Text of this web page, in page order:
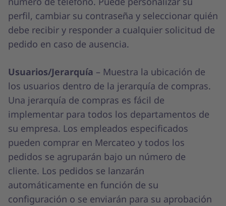
perfil, cambiar su contraseña y seleccionar quién
debe recibir y responder a cualquier solicitud de
pedido en caso de ausencia.
Usuarios/Jerarquía – Muestra la ubicación de
los usuarios dentro de la jerarquía de compras.
Una jerarquía de compras es fácil de
implementar para todos los departamentos de
su empresa. Los empleados especificados
pueden comprar en Mercateo y todos los
pedidos se agruparán bajo un número de
cliente. Los pedidos se lanzarán
automáticamente en función de su
configuración o se enviarán para su aprobación